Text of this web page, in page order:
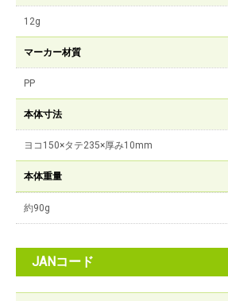
12g
マーカー材質
PP
本体寸法
ヨコ150×タテ235×厚み10mm
本体重量
約90g
JANコード